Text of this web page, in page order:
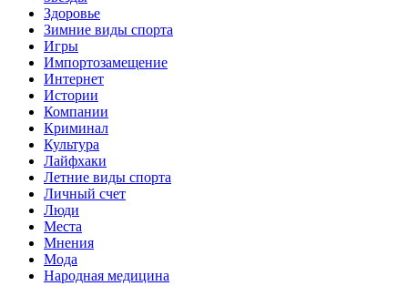
Здоровье
Зимние виды спорта
Игры
Импортозамещение
Интернет
Истории
Компании
Криминал
Культура
Лайфхаки
Летние виды спорта
Личный счет
Люди
Места
Мнения
Мода
Народная медицина